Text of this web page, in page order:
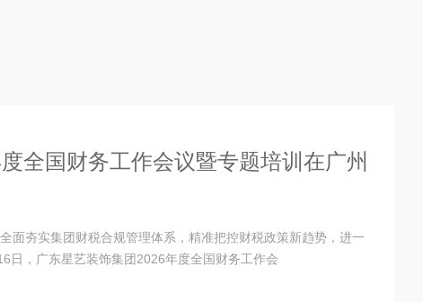
全国财务工作会议暨专题培训在广州
面夯实集团财税合规管理体系，精准把控财税政策新趋势，进一
日，广东星艺装饰集团2026年度全国财务工作会